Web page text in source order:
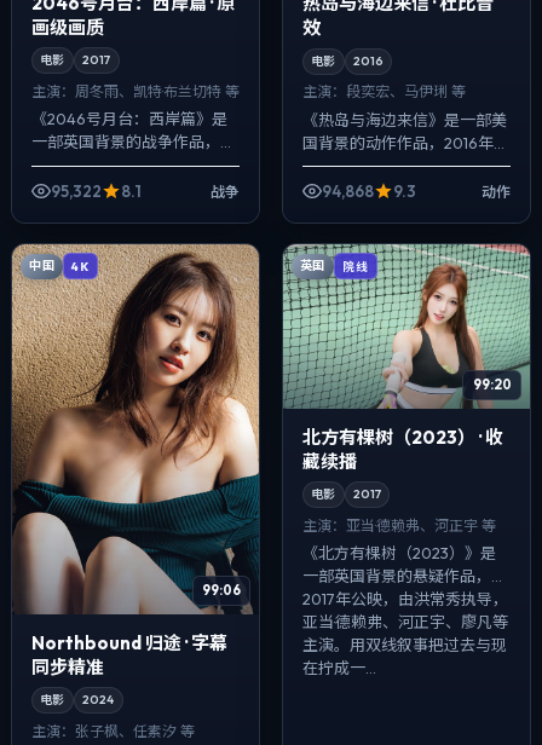
画级画质
电影 2017
主演： 周冬雨、凯特·布兰切特 等
《2046号月台：西岸篇》是
一部英国背景的战争作品，
2017年公映，由杜琪峰执导，
周冬雨、凯特·布兰切特、章子
95,322 8.1 战争
效
电影 2016
主演： 段奕宏、马伊琍 等
《热岛与海边来信》是一部美
国背景的动作作品，2016年公
映，由杜琪峰执导，段奕宏、
马伊琍、大鹏等主演。配乐克
94,868 9.3 动作
中国 4K
99:06
Northbound 归途 · 字幕
同步精准
电影 2024
主演： 张子枫、任素汐 等
英国 院线
99:20
北方有棵树（2023） · 收
藏续播
电影 2017
主演： 亚当·德赖弗、河正宇 等
《北方有棵树（2023）》是
一部英国背景的悬疑作品，
2017年公映，由洪常秀执导，
亚当·德赖弗、河正宇、廖凡等
主演。用双线叙事把过去与现
在拧成一...